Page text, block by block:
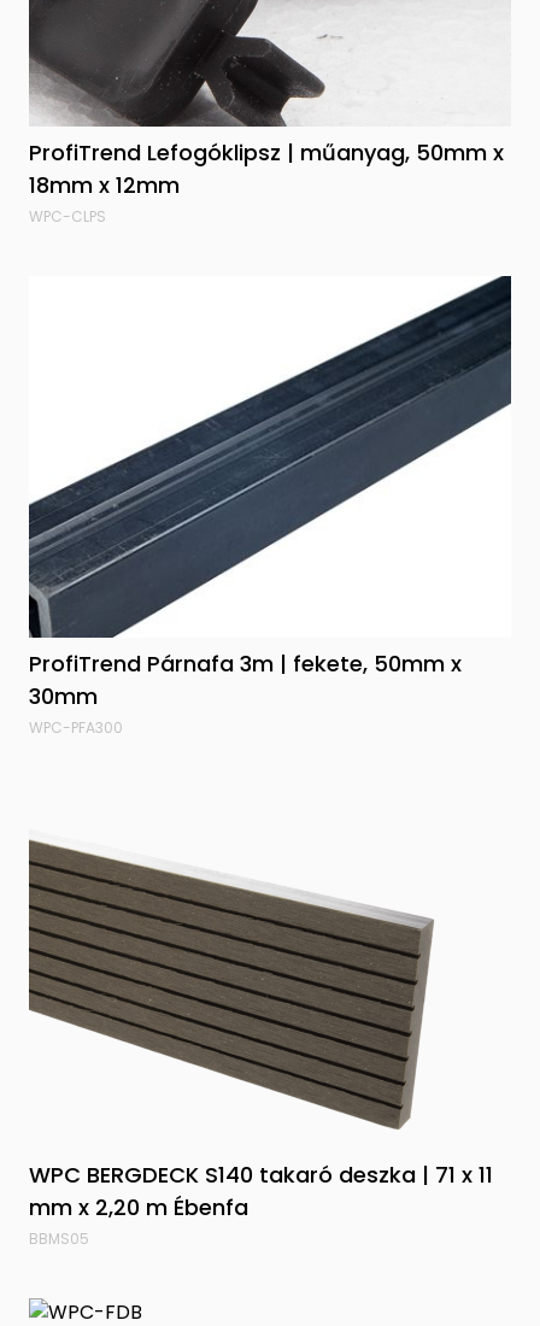
ProfiTrend Lefogóklipsz | műanyag, 50mm x
18mm x 12mm
WPC-CLPS
ProfiTrend Párnafa 3m | fekete, 50mm x
30mm
WPC-PFA300
WPC BERGDECK S140 takaró deszka | 71 x 11
mm x 2,20 m Ébenfa
BBMS05